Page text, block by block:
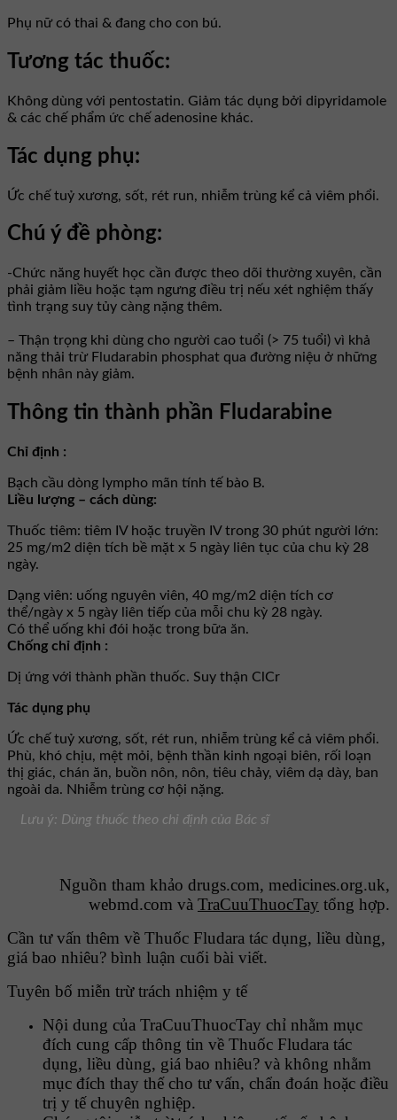
Phụ nữ có thai & đang cho con bú.
Tương tác thuốc:
Không dùng với pentostatin. Giảm tác dụng bởi dipyridamole
& các chế phẩm ức chế adenosine khác.
Tác dụng phụ:
Ức chế tuỷ xương, sốt, rét run, nhiễm trùng kể cả viêm phổi.
Chú ý đề phòng:
-Chức năng huyết học cần được theo dõi thường xuyên, cần
phải giảm liều hoặc tạm ngưng điều trị nếu xét nghiệm thấy
tình trạng suy tủy càng nặng thêm.
– Thận trọng khi dùng cho người cao tuổi (> 75 tuổi) vì khả
năng thải trừ Fludarabin phosphat qua đường niệu ở những
bệnh nhân này giảm.
Thông tin thành phần Fludarabine
Chỉ định :
Bạch cầu dòng lympho mãn tính tế bào B.
Liều lượng – cách dùng:
Thuốc tiêm: tiêm IV hoặc truyền IV trong 30 phút người lớn:
25 mg/m2 diện tích bề mặt x 5 ngày liên tục của chu kỳ 28
ngày.
Dạng viên: uống nguyên viên, 40 mg/m2 diện tích cơ
thể/ngày x 5 ngày liên tiếp của mỗi chu kỳ 28 ngày.
Có thể uống khi đói hoặc trong bữa ăn.
Chống chỉ định :
Dị ứng với thành phần thuốc. Suy thận ClCr
Tác dụng phụ
Ức chế tuỷ xương, sốt, rét run, nhiễm trùng kể cả viêm phổi.
Phù, khó chịu, mệt mỏi, bệnh thần kinh ngoại biên, rối loạn
thị giác, chán ăn, buồn nôn, nôn, tiêu chảy, viêm dạ dày, ban
ngoài da. Nhiễm trùng cơ hội nặng.
Lưu ý: Dùng thuốc theo chỉ định của Bác sĩ
Nguồn tham khảo drugs.com, medicines.org.uk,
webmd.com và TraCuuThuocTay tổng hợp.
Cần tư vấn thêm về Thuốc Fludara tác dụng, liều dùng,
giá bao nhiêu? bình luận cuối bài viết.
Tuyên bố miễn trừ trách nhiệm y tế
Nội dung của TraCuuThuocTay chỉ nhằm mục
đích cung cấp thông tin về Thuốc Fludara tác
dụng, liều dùng, giá bao nhiêu? và không nhằm
mục đích thay thế cho tư vấn, chẩn đoán hoặc điều
trị y tế chuyên nghiệp.